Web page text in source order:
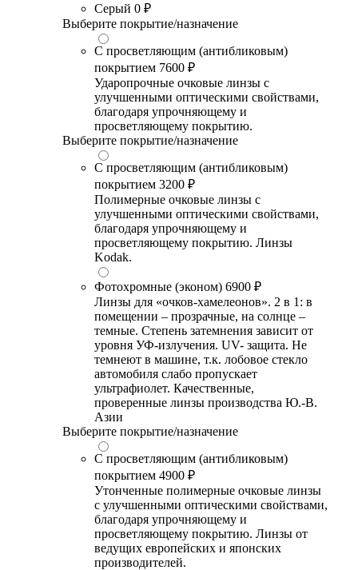
Серый 0 ₽
Выберите покрытие/назначение
С просветляющим (антибликовым)
покрытием 7600 ₽
Ударопрочные очковые линзы с
улучшенными оптическими свойствами,
благодаря упрочняющему и
просветляющему покрытию.
Выберите покрытие/назначение
С просветляющим (антибликовым)
покрытием 3200 ₽
Полимерные очковые линзы с
улучшенными оптическими свойствами,
благодаря упрочняющему и
просветляющему покрытию. Линзы
Kodak.
Фотохромные (эконом) 6900 ₽
Линзы для «очков-хамелеонов». 2 в 1: в
помещении – прозрачные, на солнце –
темные. Степень затемнения зависит от
уровня УФ-излучения. UV- защита. Не
темнеют в машине, т.к. лобовое стекло
автомобиля слабо пропускает
ультрафиолет. Качественные,
проверенные линзы производства Ю.-В.
Азии
Выберите покрытие/назначение
С просветляющим (антибликовым)
покрытием 4900 ₽
Утонченные полимерные очковые линзы
с улучшенными оптическими свойствами,
благодаря упрочняющему и
просветляющему покрытию. Линзы от
ведущих европейских и японских
производителей.